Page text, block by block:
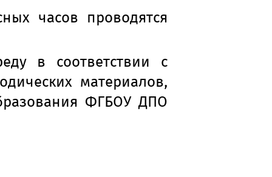
часов проводятся
в соответствии с
материалов,
ФГБОУ ДПО